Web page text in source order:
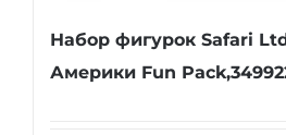
Набор фигурок Safari
Америки Fun